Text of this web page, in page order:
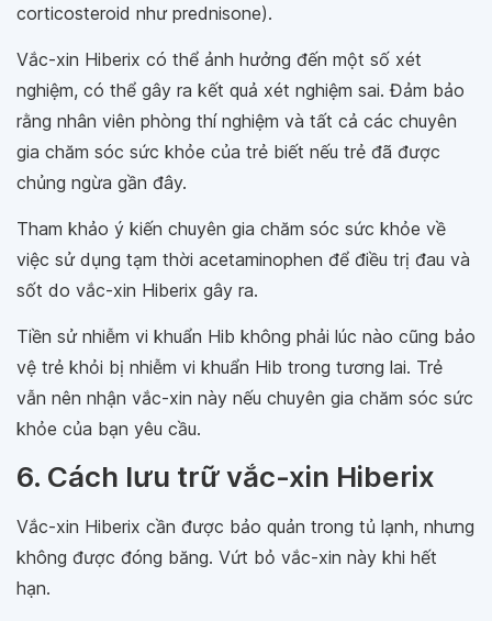
corticosteroid như prednisone).
Vắc-xin Hiberix có thể ảnh hưởng đến một số xét
nghiệm, có thể gây ra kết quả xét nghiệm sai. Đảm bảo
rằng nhân viên phòng thí nghiệm và tất cả các chuyên
gia chăm sóc sức khỏe của trẻ biết nếu trẻ đã được
chủng ngừa gần đây.
Tham khảo ý kiến chuyên gia chăm sóc sức khỏe về
việc sử dụng tạm thời acetaminophen để điều trị đau và
sốt do vắc-xin Hiberix gây ra.
Tiền sử nhiễm vi khuẩn Hib không phải lúc nào cũng bảo
vệ trẻ khỏi bị nhiễm vi khuẩn Hib trong tương lai. Trẻ
vẫn nên nhận vắc-xin này nếu chuyên gia chăm sóc sức
khỏe của bạn yêu cầu.
6. Cách lưu trữ vắc-xin Hiberix
Vắc-xin Hiberix cần được bảo quản trong tủ lạnh, nhưng
không được đóng băng. Vứt bỏ vắc-xin này khi hết
hạn.